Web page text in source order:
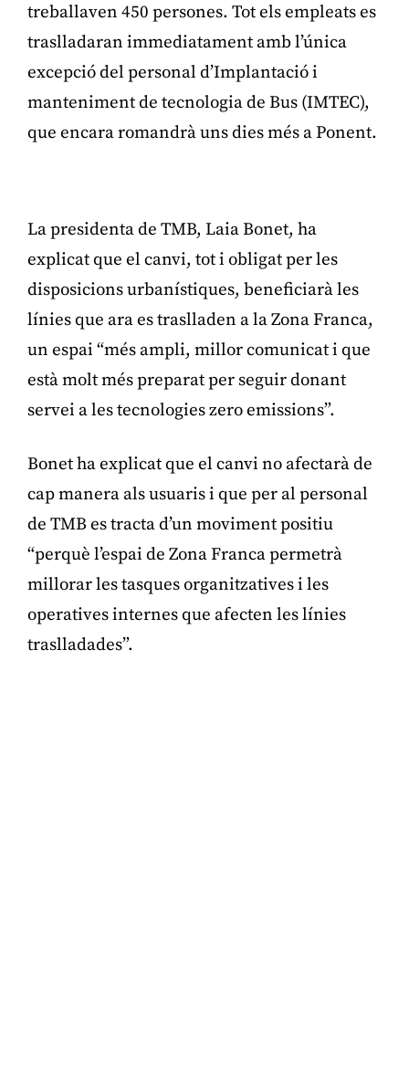
treballaven 450 persones. Tot els empleats es
traslladaran immediatament amb l’única
excepció del personal d’Implantació i
manteniment de tecnologia de Bus (IMTEC),
que encara romandrà uns dies més a Ponent.
La presidenta de TMB, Laia Bonet, ha
explicat que el canvi, tot i obligat per les
disposicions urbanístiques, beneficiarà les
línies que ara es traslladen a la Zona Franca,
un espai “més ampli, millor comunicat i que
està molt més preparat per seguir donant
servei a les tecnologies zero emissions”.
Bonet ha explicat que el canvi no afectarà de
cap manera als usuaris i que per al personal
de TMB es tracta d’un moviment positiu
“perquè l’espai de Zona Franca permetrà
millorar les tasques organitzatives i les
operatives internes que afecten les línies
traslladades”.